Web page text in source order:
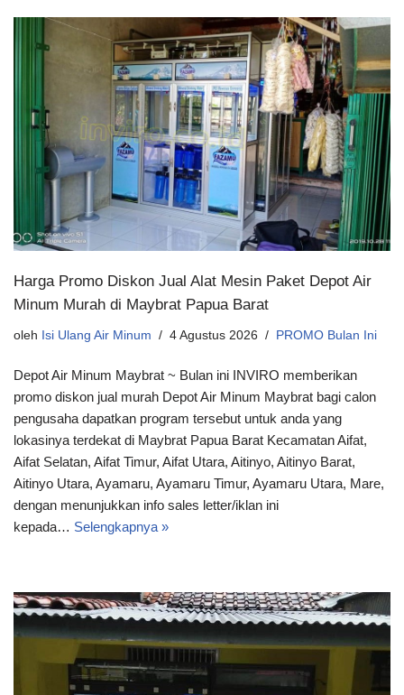
Harga Promo Diskon Jual Alat Mesin Paket Depot Air
Minum Murah di Maybrat Papua Barat
oleh Isi Ulang Air Minum 4 Agustus 2026 PROMO Bulan Ini
Depot Air Minum Maybrat ~ Bulan ini INVIRO memberikan
promo diskon jual murah Depot Air Minum Maybrat bagi calon
pengusaha dapatkan program tersebut untuk anda yang
lokasinya terdekat di Maybrat Papua Barat Kecamatan Aifat,
Aifat Selatan, Aifat Timur, Aifat Utara, Aitinyo, Aitinyo Barat,
Aitinyo Utara, Ayamaru, Ayamaru Timur, Ayamaru Utara, Mare,
dengan menunjukkan info sales letter/iklan ini
kepada… Selengkapnya »